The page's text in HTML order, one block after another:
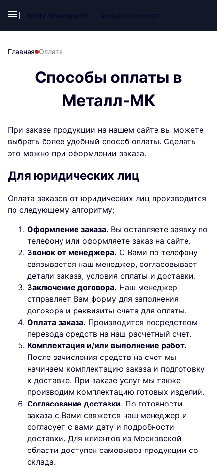
Главная Оплата
Способы оплаты в
Металл-МК
При заказе продукции на нашем сайте вы можете
выбрать более удобный способ оплаты. Сделать
это можно при оформлении заказа.
Для юридических лиц
Оплата заказов от юридических лиц производится
по следующему алгоритму:
Оформление заказа. Вы оставляете заявку по
телефону или оформляете заказ на сайте.
Звонок от менеджера. С Вами по телефону
связывается наш менеджер, согласовывает
детали заказа, условия оплаты и доставки.
Заключение договора. Наш менеджер
отправляет Вам форму для заполнения
договора и реквизиты счета для оплаты.
Оплата заказа. Производится посредством
перевода средств на наш расчетный счет.
Комплектация и/или выполнение работ.
После зачисления средств на счет мы
начинаем комплектацию заказа и подготовку
к доставке. При заказе услуг мы также
производим комплектацию готовых изделий.
Согласование доставки. По готовности
заказа с Вами свяжется наш менеджер и
согласует с вами дату и подробности
доставки. Для клиентов из Московской
области доступен самовывоз продукции со
склада.